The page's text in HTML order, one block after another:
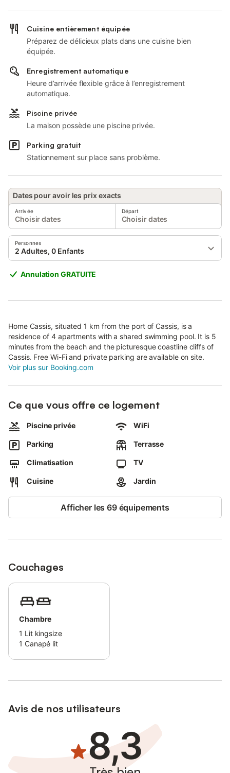
Cuisine entièrement équipée
Préparez de délicieux plats dans une cuisine bien
équipée.
Enregistrement automatique
Heure d’arrivée flexible grâce à l’enregistrement
automatique.
Piscine privée
La maison possède une piscine privée.
Parking gratuit
Stationnement sur place sans problème.
Dates pour avoir les prix exacts
Arrivée
Choisir dates
Départ
Choisir dates
Personnes
2 Adultes, 0 Enfants
Annulation GRATUITE
Home Cassis, situated 1 km from the port of Cassis, is a
residence of 4 apartments with a shared swimming pool. It is 5
minutes from the beach and the picturesque coastline cliffs of
Cassis. Free Wi-Fi and private parking are available on site.
Voir plus sur Booking.com
Ce que vous offre ce logement
Piscine privée WiFi
Parking Terrasse
Climatisation TV
Cuisine Jardin
Afficher les 69 équipements
Couchages
Chambre
1 Lit kingsize
1 Canapé lit
Avis de nos utilisateurs
8,3